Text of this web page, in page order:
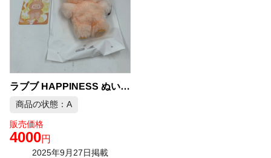
ラブブ HAPPINESS ぬいぐるみ 中古品販売
商品の状態：A
販売価格
4000円
2025年9月27日掲載